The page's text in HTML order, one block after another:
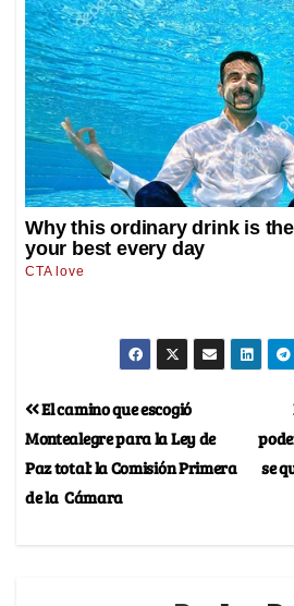
se
El camino que escogió
Montealegre para la Ley de
Paz total: la Comisión Primera
de la Cámara